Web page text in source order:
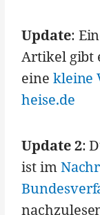
Update:
Artikel gibt
eine kleine
heise.de
Update 2:
ist im